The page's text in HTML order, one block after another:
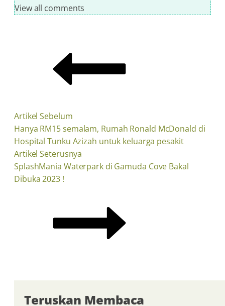
Teruskan Membaca
View all comments
Artikel Sebelum
Hanya RM15 semalam, Rumah Ronald McDonald di
Hospital Tunku Azizah untuk keluarga pesakit
Artikel Seterusnya
SplashMania Waterpark di Gamuda Cove Bakal
Dibuka 2023 !